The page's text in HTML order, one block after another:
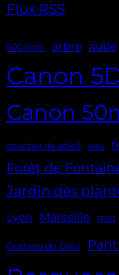
Flux RSS
500 mm arbre aube
Canon
Canon
coucher de soleil eau
Forêt de
Jardin des
Lyon Marseille mer
Oustaou de Dieu